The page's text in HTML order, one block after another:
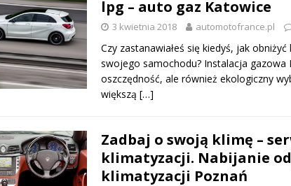
lpg – auto gaz Katowice
3 kwietnia 2018 automotofrance.pl
Czy zastanawiałeś się kiedyś, jak
swojego samochodu? Instalacja gazowa
oszczędność, ale również ekologiczny
większą […]
Zadbaj o swoją klimę –
klimatyzacji. Nabijanie
klimatyzacji Poznań